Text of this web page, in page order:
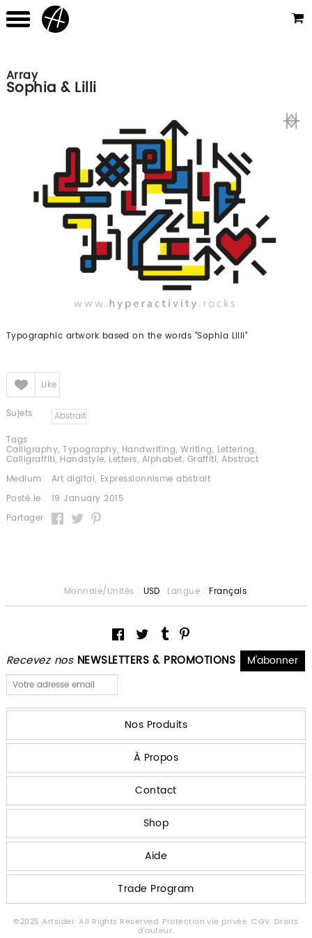
Array
Sophia & Lilli
Typographic artwork based on the words "Sophia Lilli"
Like
Sujets
Abstrait
Tags
Calligraphy, Typography, Handwriting, Writing, Lettering,
Calligraffiti, Handstyle, Letters, Alphabet, Graffiti, Abstract
Medium
Art digital, Expressionnisme abstrait
Posté le
19 January 2015
Partager
Recevez nos NEWSLETTERS & PROMOTIONS
Monnaie/Unités : USD Langue : Français
Nos Produits
À Propos
Contact
Shop
Aide
Trade Program
©2025 Artsider. All Rights Reserved. Protection vie privée.CGV. Droits
d'auteur.